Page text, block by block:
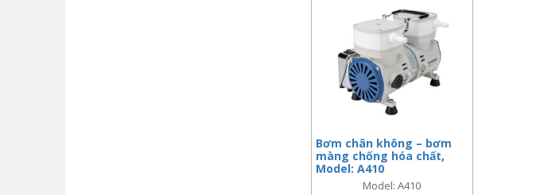
Bơm chân không – bơm
màng chống hóa chất,
Model: A410
Model: A410